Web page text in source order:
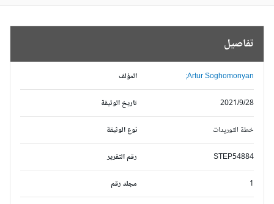
تفاصيل
المؤلف Artur Soghomonyan;
تاريخ الوثيقة 2021/9/28
نوع الوثيقة خطة التوريدات
رقم التقرير STEP54884
مجلد رقم